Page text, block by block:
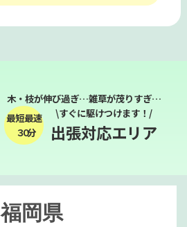
木・枝が伸び過ぎ…雑草が茂りすぎ…
最短最速
３０分
\すぐに駆けつけます！/
出張対応エリア
福岡県